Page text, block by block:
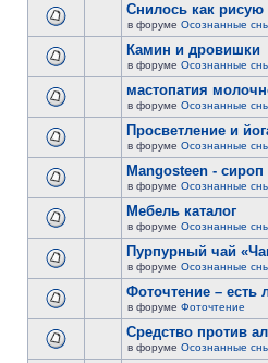
Снилось как рисую
в форуме Осознанные
Камин и дровишки
в форуме Осознанные
мастопатия
в форуме Осознанные
Просветление и
в форуме Осознанные
Mangosteen -
в форуме Осознанные
Мебель каталог
в форуме Осознанные
Пурпурный чай
в форуме Осознанные
Фоточтение – есть
в форуме Фоточтение
Cредство против
в форуме Осознанные